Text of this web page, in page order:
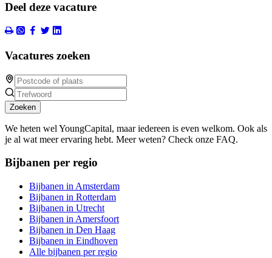
Deel deze vacature
Vacatures zoeken
Zoeken
We heten wel YoungCapital, maar iedereen is even welkom. Ook als
je al wat meer ervaring hebt. Meer weten? Check onze FAQ.
Bijbanen per regio
Bijbanen in Amsterdam
Bijbanen in Rotterdam
Bijbanen in Utrecht
Bijbanen in Amersfoort
Bijbanen in Den Haag
Bijbanen in Eindhoven
Alle bijbanen per regio